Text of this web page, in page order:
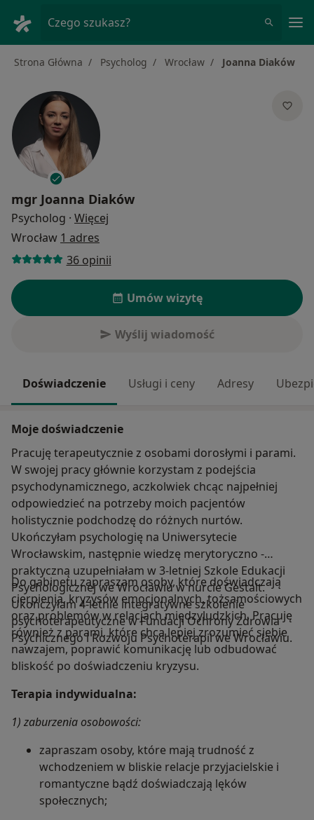
Czego szukasz?
Strona Główna Psycholog Wrocław Joanna Diaków
mgr Joanna Diaków
Psycholog · Więcej
Wrocław 1 adres
36 opinii
Umów wizytę
Wyślij wiadomość
Doświadczenie Usługi i ceny Adresy
Moje doświadczenie
Pracuję terapeutycznie z osobami dorosłymi i parami.
W swojej pracy głównie korzystam z podejścia
psychodynamicznego, aczkolwiek chcąc najpełniej
odpowiedzieć na potrzeby moich pacjentów
holistycznie podchodzę do różnych nurtów.
Ukończyłam psychologię na Uniwersytecie
Wrocławskim, następnie wiedzę merytoryczno -
praktyczną uzupełniałam w 3-letniej Szkole Edukacji
Psychologicznej we Wrocławiu w nurcie Gestalt.
Ukończyłam 4-letnie integratywne szkolenie
psychoterapeutyczne w Fundacji Ochrony Zdrowia
Psychicznego i Rozwoju Psychoterapii we Wrocławiu.
Do gabinetu zapraszam osoby, które doświadczają
cierpienia, kryzysów emocjonalnych, tożsamościowych
oraz problemów w relacjach międzyludzkich. Pracuję
również z parami, które chcą lepiej zrozumieć siebie
nawzajem, poprawić komunikację lub odbudować
bliskość po doświadczeniu kryzysu.
Terapia indywidualna:
1) zaburzenia osobowości:
zapraszam osoby, które mają trudność z
wchodzeniem w bliskie relacje przyjacielskie i
romantyczne bądź doświadczają lęków
społecznych;